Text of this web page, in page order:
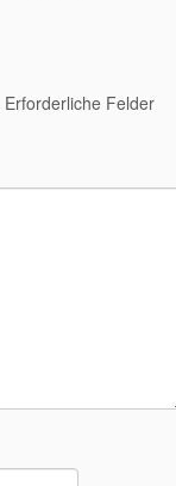
Erforderliche Felder